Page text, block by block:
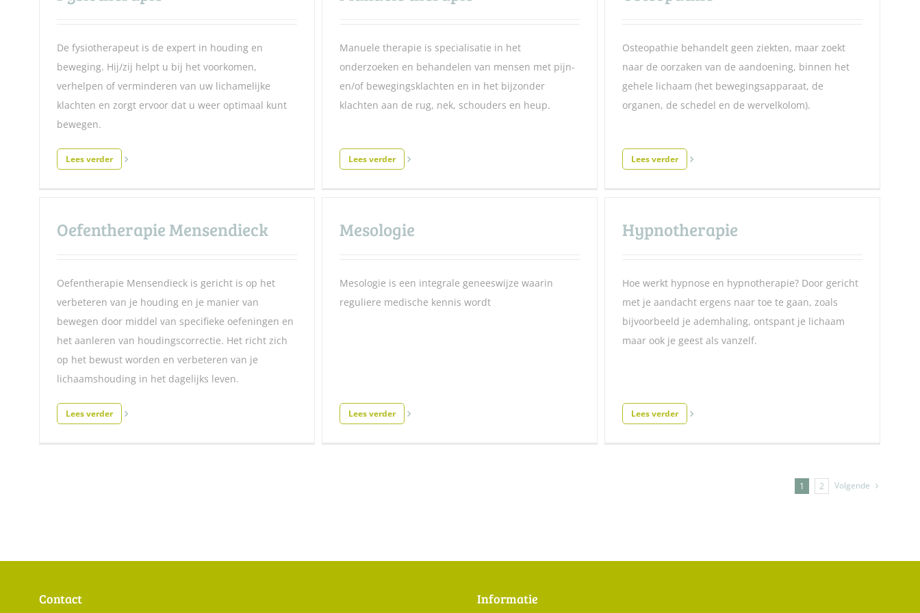
De fysiotherapeut is de expert in houding en
beweging. Hij/zij helpt u bij het voorkomen,
verhelpen of verminderen van uw lichamelijke
klachten en zorgt ervoor dat u weer optimaal kunt
bewegen.
Lees verder
Manuele therapie is specialisatie in het
onderzoeken en behandelen van mensen met pijn-
en/of bewegingsklachten en in het bijzonder
klachten aan de rug, nek, schouders en heup.
Lees verder
Osteopathie behandelt geen ziekten, maar zoekt
naar de oorzaken van de aandoening, binnen het
gehele lichaam (het bewegingsapparaat, de
organen, de schedel en de wervelkolom).
Lees verder
Oefentherapie Mensendieck
Oefentherapie Mensendieck is gericht is op het
verbeteren van je houding en je manier van
bewegen door middel van specifieke oefeningen en
het aanleren van houdingscorrectie. Het richt zich
op het bewust worden en verbeteren van je
lichaamshouding in het dagelijks leven.
Lees verder
Mesologie
Mesologie is een integrale geneeswijze waarin
reguliere medische kennis wordt
Lees verder
Hypnotherapie
Hoe werkt hypnose en hypnotherapie? Door gericht
met je aandacht ergens naar toe te gaan, zoals
bijvoorbeeld je ademhaling, ontspant je lichaam
maar ook je geest als vanzelf.
Lees verder
1 2 Volgende
Contact Informatie